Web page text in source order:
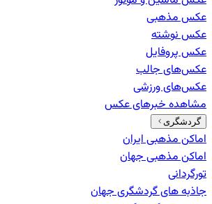
عکس مذهبی
عکس نوشته
عکس پروفایل
عکس‌های جالب
عکس‌های ورزشی
مشاهده خبرهایعکس
گردشگری
اماکن مذهبی ایران
اماکن مذهبی جهان
تورگردانی
جاذبه های گردشگری جهان